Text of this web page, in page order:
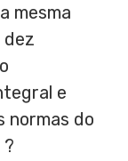
mesma
dez
e
normas do